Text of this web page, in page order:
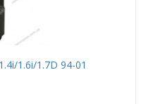
1.6i/1.7D 94-01